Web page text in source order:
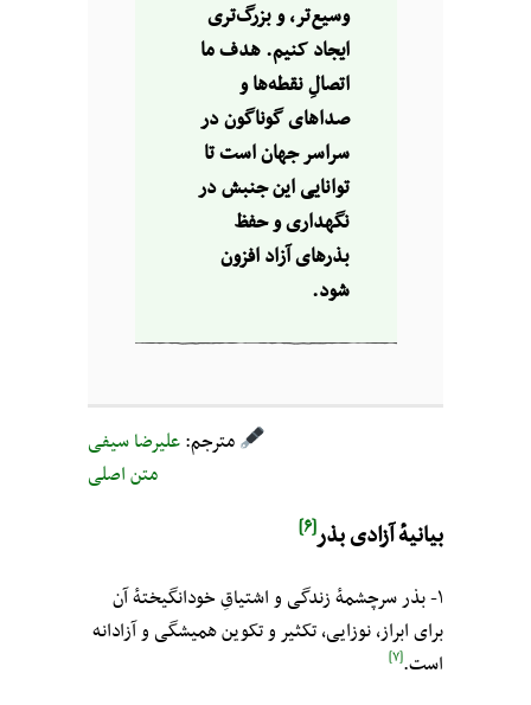
وسیع‌تر، و بزرگ‌تری
ایجاد کنیم. هدف ما
اتصالِ نقطه‌ها و
صداهای گوناگون در
سراسر جهان است تا
توانایی این جنبش در
نگهداری و حفظ
بذرهای آزاد افزون
شود.
مترجم:علیرضا سیفی
متن اصلی
بیانیهٔ آزادی بذر[۶]
۱- بذر سرچشمهٔ زندگی و اشتیاقِ خودانگیختهٔ آن
برای ابراز، نوزایی، تکثیر و تکوین همیشگی و آزادانه
است.[۷]